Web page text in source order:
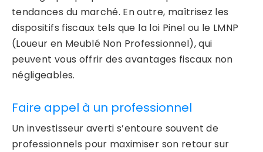
tendances du marché. En outre, maîtrisez les
dispositifs fiscaux tels que la loi Pinel ou le LMNP
(Loueur en Meublé Non Professionnel), qui
peuvent vous offrir des avantages fiscaux non
négligeables.
Faire appel à un professionnel
Un investisseur averti s’entoure souvent de
professionnels pour maximiser son retour sur